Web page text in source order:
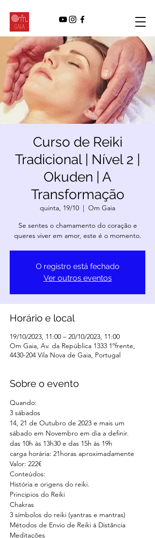
Curso de Reiki
Tradicional | Nível 2 |
Okuden | A
Transformação
quinta, 19/10
  |
Om Gaia
Se sentes o chamamento do coração e
queres viver em amor, este é o momento.
O registro está fechado
Ver outros eventos
Horário e local
19/10/2023, 11:00 – 20/10/2023, 11:00
Om Gaia, Av. da República 1333 1ºfrente,
4430-204 Vila Nova de Gaia, Portugal
Sobre o evento
Quando:
3 sábados
14, 21 de Outubro de 2023 e mais um
sábado em Novembro em dia a definir.
das 10h às 13h30 e das 15h às 19h
carga horária: 21horas aproximadamente
Valor: 222€
Conteúdos:
História e origens do reiki.
Principios do Reiki
Chakras
3 símbolos do reiki (yantras e mantras)
Métodos de Envio de Reiki à Distância
Meditações